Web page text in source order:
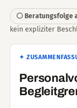
⚪ Beratungsfolge
kein expliziter
✦